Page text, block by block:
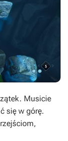
Musicie
się w górę.